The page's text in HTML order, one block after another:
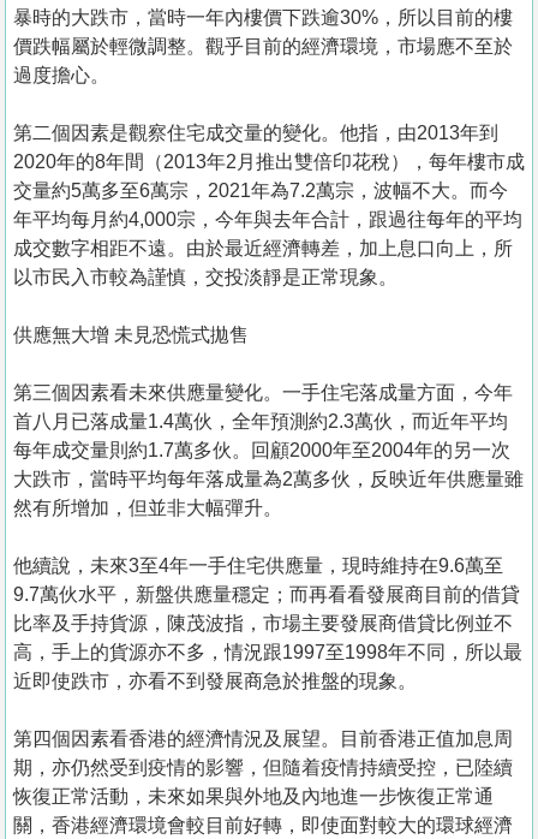
暴時的大跌市，當時一年內樓價下跌逾30%，所以目前的樓
價跌幅屬於輕微調整。觀乎目前的經濟環境，市場應不至於
過度擔心。
第二個因素是觀察住宅成交量的變化。他指，由2013年到
2020年的8年間（2013年2月推出雙倍印花稅），每年樓市成
交量約5萬多至6萬宗，2021年為7.2萬宗，波幅不大。而今
年平均每月約4,000宗，今年與去年合計，跟過往每年的平均
成交數字相距不遠。由於最近經濟轉差，加上息口向上，所
以市民入市較為謹慎，交投淡靜是正常現象。
供應無大增 未見恐慌式拋售
第三個因素看未來供應量變化。一手住宅落成量方面，今年
首八月已落成量1.4萬伙，全年預測約2.3萬伙，而近年平均
每年成交量則約1.7萬多伙。回顧2000年至2004年的另一次
大跌市，當時平均每年落成量為2萬多伙，反映近年供應量雖
然有所增加，但並非大幅彈升。
他續說，未來3至4年一手住宅供應量，現時維持在9.6萬至
9.7萬伙水平，新盤供應量穩定；而再看看發展商目前的借貸
比率及手持貨源，陳茂波指，市場主要發展商借貸比例並不
高，手上的貨源亦不多，情況跟1997至1998年不同，所以最
近即使跌市，亦看不到發展商急於推盤的現象。
第四個因素看香港的經濟情況及展望。目前香港正值加息周
期，亦仍然受到疫情的影響，但隨着疫情持續受控，已陸續
恢復正常活動，未來如果與外地及內地進一步恢復正常通
關，香港經濟環境會較目前好轉，即使面對較大的環球經濟